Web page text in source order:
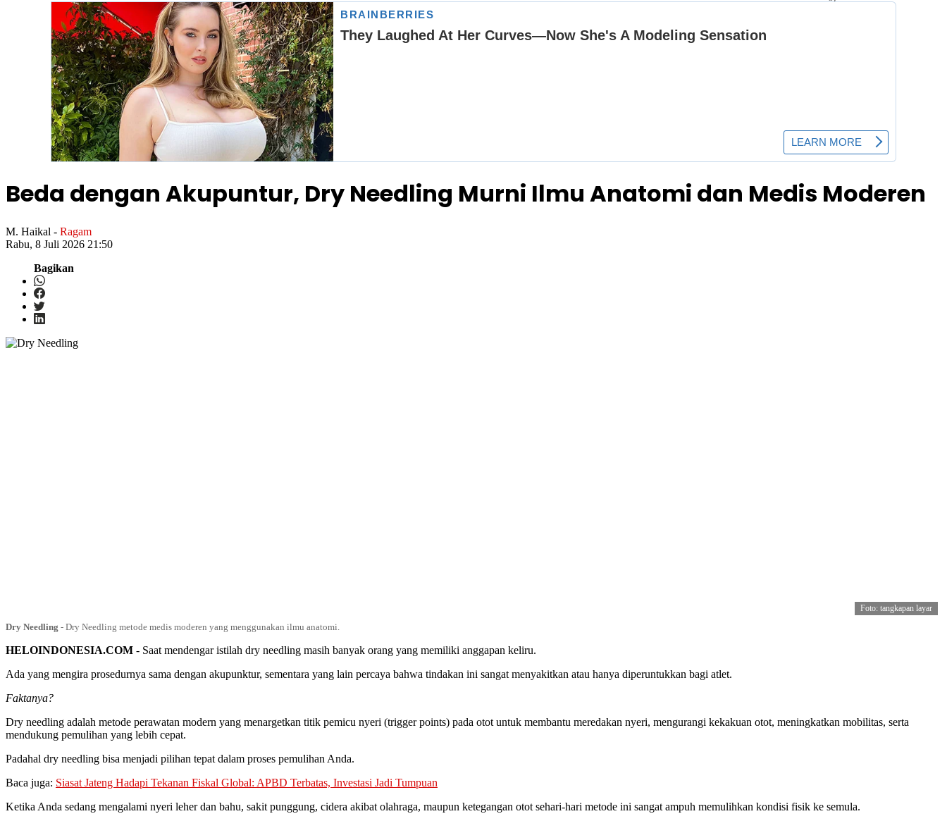
Beda dengan Akupuntur, Dry Needling Murni Ilmu Anatomi dan Medis Moderen
M. Haikal - Ragam
Rabu, 8 Juli 2026 21:50
Bagikan
Foto: tangkapan layar
Dry Needling - Dry Needling metode medis moderen yang menggunakan ilmu anatomi.
HELOINDONESIA.COM - Saat mendengar istilah dry needling masih banyak orang yang memiliki anggapan keliru.
Ada yang mengira prosedurnya sama dengan akupunktur, sementara yang lain percaya bahwa tindakan ini sangat menyakitkan atau hanya diperuntukkan bagi atlet.
Faktanya?
Dry needling adalah metode perawatan modern yang menargetkan titik pemicu nyeri (trigger points) pada otot untuk membantu meredakan nyeri, mengurangi kekakuan otot, meningkatkan mobilitas, serta
mendukung pemulihan yang lebih cepat.
Padahal dry needling bisa menjadi pilihan tepat dalam proses pemulihan Anda.
Baca juga: Siasat Jateng Hadapi Tekanan Fiskal Global: APBD Terbatas, Investasi Jadi Tumpuan
Ketika Anda sedang mengalami nyeri leher dan bahu, sakit punggung, cidera akibat olahraga, maupun ketegangan otot sehari-hari metode ini sangat ampuh memulihkan kondisi fisik ke semula.